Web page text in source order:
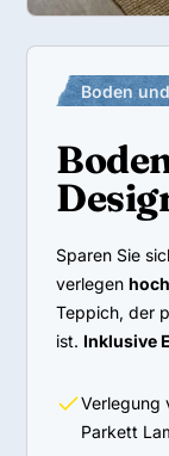
Boden
Sparen Sie
verlegen
Teppich, der
ist. Inklusive
Verlegung
Parkett